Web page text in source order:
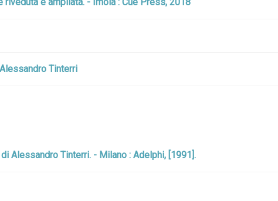
Tinterri
Alessandro Tinterri. - Milano : Adelphi, [1991].